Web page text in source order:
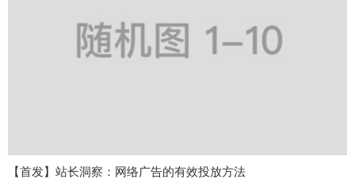
【首发】站长洞察：网络广告的有效投放方法